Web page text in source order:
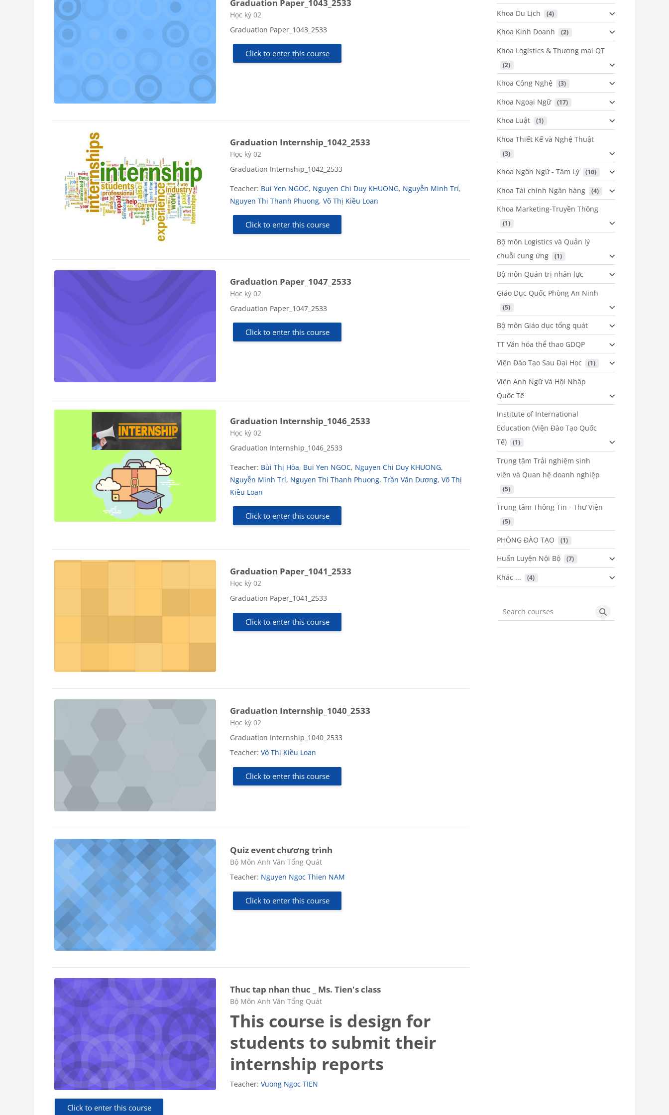
Graduation Paper_1043_2533
Course category
Học kỳ 02
Graduation Paper_1043_2533
Click to enter this course
Graduation Internship_1042_2533
Course category
Học kỳ 02
Graduation Internship_1042_2533
Teacher: Bui Yen NGOC, Nguyen Chi Duy KHUONG, Nguyễn Minh Trí,
Nguyen Thi Thanh Phuong,Võ Thị Kiều Loan
Click to enter this course
Graduation Paper_1047_2533
Course category
Học kỳ 02
Graduation Paper_1047_2533
Click to enter this course
Graduation Internship_1046_2533
Course category
Học kỳ 02
Graduation Internship_1046_2533
Teacher: Bùi Thị Hòa, Bui Yen NGOC, Nguyen Chi Duy KHUONG,
Nguyễn Minh Trí, Nguyen Thi Thanh Phuong,Trần Văn Dương,Võ Thị
Kiều Loan
Click to enter this course
Graduation Paper_1041_2533
Course category
Học kỳ 02
Graduation Paper_1041_2533
Click to enter this course
Graduation Internship_1040_2533
Course category
Học kỳ 02
Graduation Internship_1040_2533
Teacher:Võ Thị Kiều Loan
Click to enter this course
Quiz event chương trình
Course category
Bộ Môn Anh Văn Tổng Quát
Teacher: Nguyen Ngoc Thien NAM
Click to enter this course
Thuc tap nhan thuc _ Ms. Tien's class
Course category
Bộ Môn Anh Văn Tổng Quát
This course is design for
students to submit their
internship reports
Teacher:Vuong Ngoc TIEN
Click to enter this course
Khoa Du Lịch (4)
Khoa Kinh Doanh (2)
Khoa Logistics & Thương mại QT
(2)
Khoa Công Nghệ (3)
Khoa Ngoại Ngữ (17)
Khoa Luật (1)
Khoa Thiết Kế và Nghệ Thuật
(3)
Khoa Ngôn Ngữ - Tâm Lý (10)
Khoa Tài chính Ngân hàng (4)
Khoa Marketing-Truyền Thông
(1)
Bộ môn Logistics và Quản lý
chuỗi cung ứng
(1)
Bộ môn Quản trị nhân lực
Giáo Dục Quốc Phòng An Ninh
(5)
Bộ môn Giáo dục tổng quát
TT Văn hóa thể thao GDQP
Viện Đào Tạo Sau Đại Học
(1)
Viện Anh Ngữ Và Hội Nhập
Quốc Tế
Institute of International
Education (Viện Đào Tạo Quốc
Tế)
(1)
Trung tâm Trải nghiệm sinh
viên và Quan hệ doanh nghiệp
(5)
Trung tâm Thông Tin - Thư Viện
(5)
PHÒNG ĐÀO TẠO (1)
Huấn Luyện Nội Bộ (7)
Khác ... (4)
Search courses Search courses